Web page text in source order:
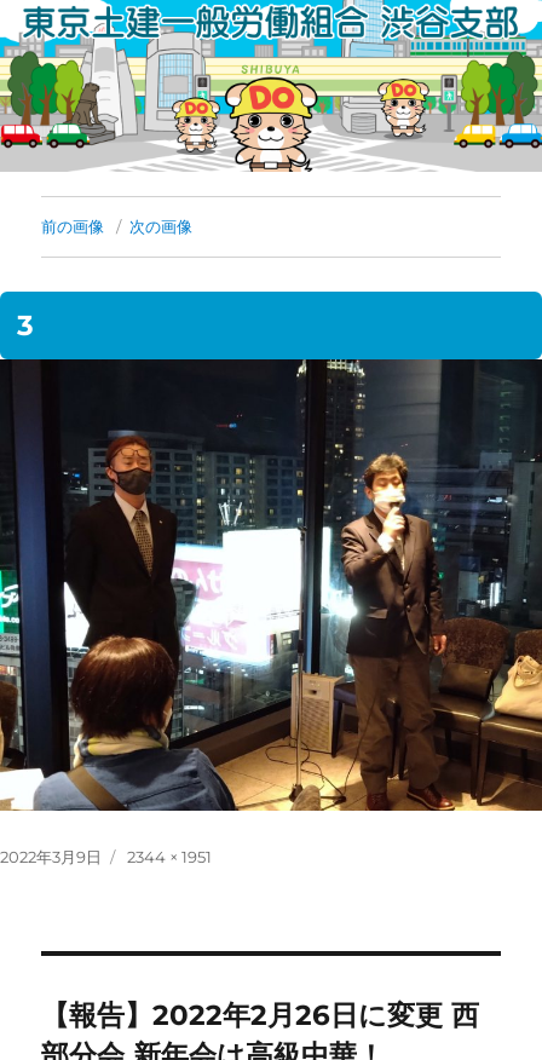
ン
テ
ン
ツ
キ
ッ
前の画像 次の画像
3
投
2022年3月9日
フ
ズ
2344 × 1951
稿
【報告】2022年2月26日に変更 西